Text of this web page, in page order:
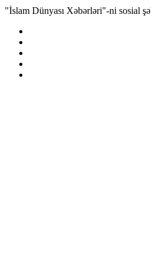
"İslam Dünyası Xəbərləri"-ni sosial